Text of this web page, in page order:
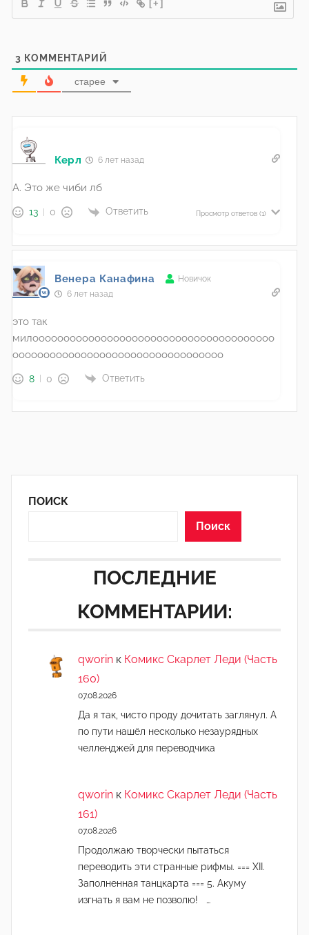
[+]
3 КОММЕНТАРИЙ
старее
Керл 6 лет назад
А. Это же чиби лб
13 0 Ответить Просмотр ответов (1)
Венера Канафина
Новичок
6 лет назад
это так
милооооооооооооооооооооооооооооооооооооооо
оооооооооооооооооооооооооооооооооо
8 0 Ответить
ПОИСК
Поиск
ПОСЛЕДНИЕ
КОММЕНТАРИИ:
qworin к Комикс Скарлет Леди (Часть
160)
07.08.2026
Да я так, чисто проду дочитать заглянул. А
по пути нашёл несколько незаурядных
челленджей для переводчика
qworin к Комикс Скарлет Леди (Часть
161)
07.08.2026
Продолжаю творчески пытаться
переводить эти странные рифмы. === XII.
Заполненная танцкарта === 5. Акуму
изгнать я вам не позволю! …